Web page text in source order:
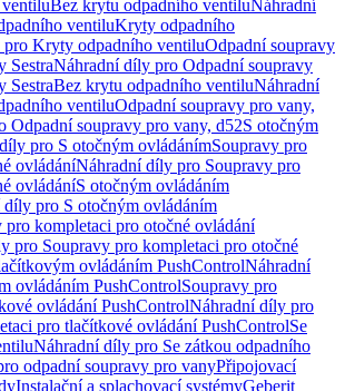
Bez krytu odpadního ventiluNáhradní
ventiluKryty odpadního
Kryty odpadního ventiluOdpadní soupravy
SestraNáhradní díly pro Odpadní soupravy
SestraBez krytu odpadního ventiluNáhradní
ventiluOdpadní soupravy pro vany,
Odpadní soupravy pro vany, d52S otočným
pro S otočným ovládánímSoupravy pro
ovládáníNáhradní díly pro Soupravy pro
ovládáníS otočným ovládáním
díly pro S otočným ovládáním
pro kompletaci pro otočné ovládání
pro Soupravy pro kompletaci pro otočné
ovládáním PushControlNáhradní
ovládáním PushControlSoupravy pro
ovládání PushControlNáhradní díly pro
pro tlačítkové ovládání PushControlSe
Náhradní díly pro Se zátkou odpadního
odpadní soupravy pro vanyPřipojovací
Instalační a splachovací systémyGeberit